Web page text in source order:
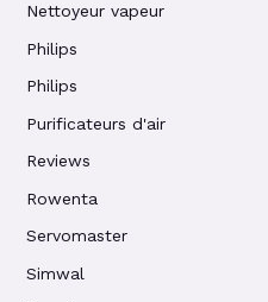
Nettoyeur vapeur
Philips
Philips
Purificateurs d'air
Reviews
Rowenta
Servomaster
Simwal